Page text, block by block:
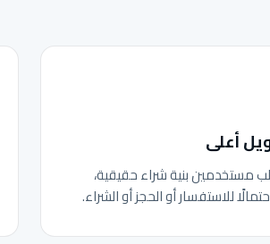
أعلى
مستخدمين بنية شراء حقيقية،
للاستفسار أو الحجز أو الشراء.